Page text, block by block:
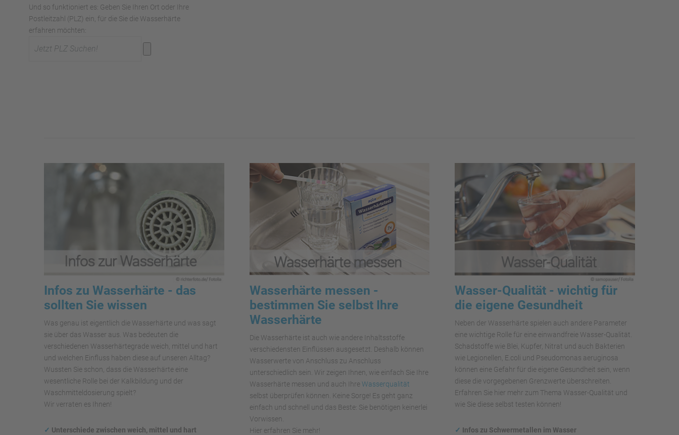
Und so funktioniert es: Geben Sie Ihren Ort oder Ihre
Postleitzahl (PLZ) ein, für die Sie die Wasserhärte
erfahren möchten:
Infos zu Wasserhärte - das
sollten Sie wissen
Was genau ist eigentlich die Wasserhärte und was sagt
sie über das Wasser aus. Was bedeuten die
verschiedenen Wasserhärtegrade weich, mittel und hart
und welchen Einfluss haben diese auf unseren Alltag?
Wussten Sie schon, dass die Wasserhärte eine
wesentliche Rolle bei der Kalkbildung und der
Waschmitteldosierung spielt?
Wir verraten es Ihnen!
✓ Unterschiede zwischen weich, mittel und hart
Wasserhärte messen -
bestimmen Sie selbst Ihre
Wasserhärte
Die Wasserhärte ist auch wie andere Inhaltsstoffe
verschiedensten Einflüssen ausgesetzt. Deshalb können
Wasserwerte von Anschluss zu Anschluss
unterschiedlich sein. Wir zeigen Ihnen, wie einfach Sie Ihre
Wasserhärte messen und auch IhreWasserqualität
selbst überprüfen können. Keine Sorge! Es geht ganz
einfach und schnell und das Beste: Sie benötigen keinerlei
Vorwissen.
Hier erfahren Sie mehr!
Wasser-Qualität - wichtig für
die eigene Gesundheit
Neben der Wasserhärte spielen auch andere Parameter
eine wichtige Rolle für eine einwandfreie Wasser-Qualität.
Schadstoffe wie Blei, Kupfer, Nitrat und auch Bakterien
wie Legionellen, E.coli und Pseudomonas aeruginosa
können eine Gefahr für die eigene Gesundheit sein, wenn
diese die vorgegebenen Grenzwerte überschreiten.
Erfahren Sie hier mehr zum Thema Wasser-Qualität und
wie Sie diese selbst testen können!
✓ Infos zu Schwermetallen im Wasser